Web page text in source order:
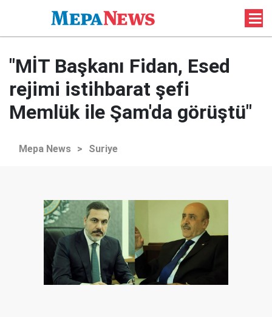
"MİT Başkanı Fidan, Esed
rejimi istihbarat şefi
Memlük ile Şam'da görüştü"
Mepa News > Suriye